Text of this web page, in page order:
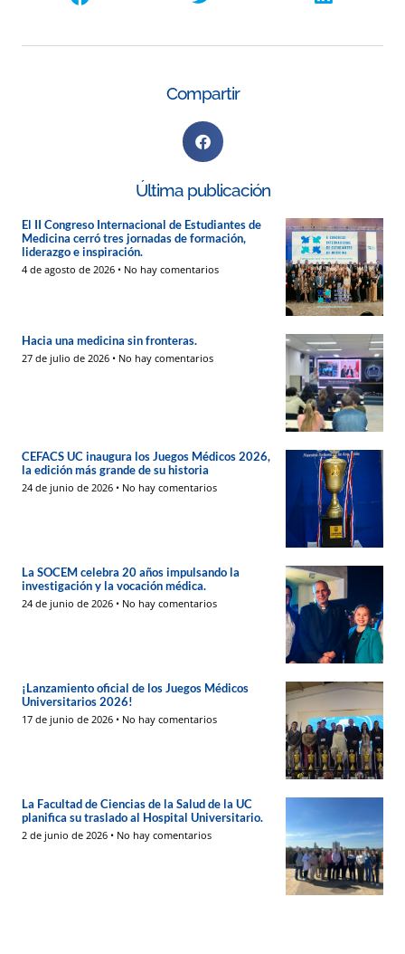
Compartir
Última publicación
El II Congreso Internacional de Estudiantes de
Medicina cerró tres jornadas de formación,
liderazgo e inspiración.
4 de agosto de 2026 No hay comentarios
Hacia una medicina sin fronteras.
27 de julio de 2026 No hay comentarios
CEFACS UC inaugura los Juegos Médicos 2026,
la edición más grande de su historia
24 de junio de 2026 No hay comentarios
La SOCEM celebra 20 años impulsando la
investigación y la vocación médica.
24 de junio de 2026 No hay comentarios
¡Lanzamiento oficial de los Juegos Médicos
Universitarios 2026!
17 de junio de 2026 No hay comentarios
La Facultad de Ciencias de la Salud de la UC
planifica su traslado al Hospital Universitario.
2 de junio de 2026 No hay comentarios